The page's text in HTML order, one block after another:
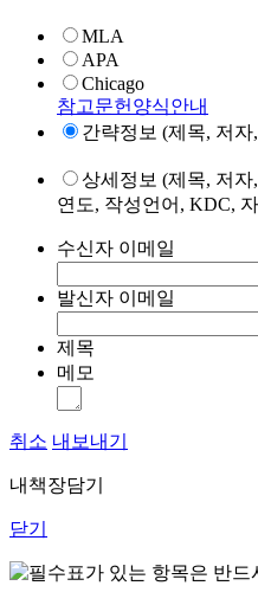
MLA
APA
Chicago
참고문헌양식안내
간략정보 (제목, 저자
상세정보 (제목, 저
연도, 작성언어, KDC,
수신자 이메일
발신자 이메일
제목
메모
취소 내보내기
내책장담기
닫기
표가 있는 항목은 반